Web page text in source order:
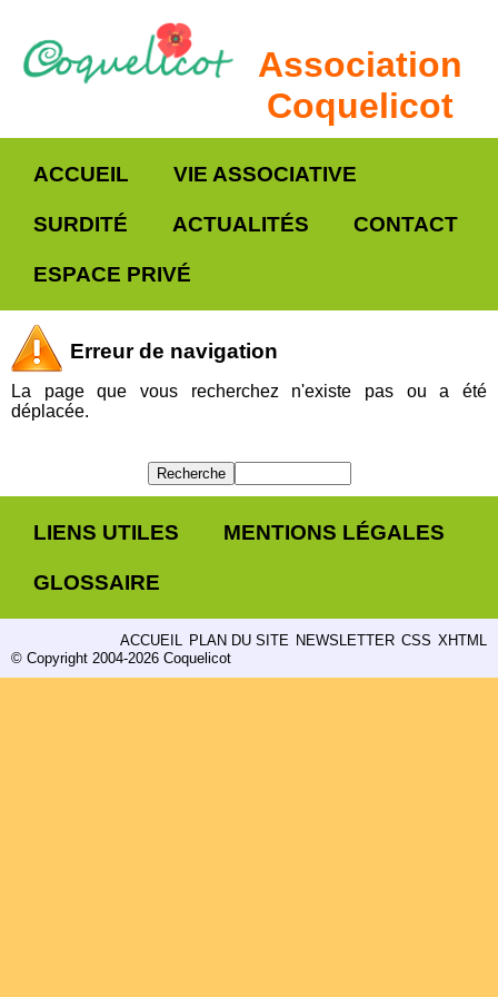
Association
Coquelicot
ACCUEIL VIE ASSOCIATIVE
SURDITÉ ACTUALITÉS CONTACT
ESPACE PRIVÉ
Erreur de navigation
La page que vous recherchez n'existe pas ou a été
déplacée.
LIENS UTILES MENTIONS LÉGALES
GLOSSAIRE
ACCUEIL PLAN DU SITE NEWSLETTER CSS XHTML
© Copyright 2004-2026 Coquelicot